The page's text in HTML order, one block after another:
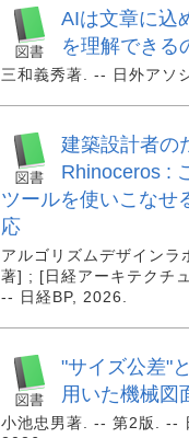
AIは文章に込
を理解できる
三和義秀著. -- 日外アソ
建築設計者の
Rhinoceros :
ツールを使いこなせ
応
アルゴリズムデザイン
著] ; [日経アーキテクチ
-- 日経BP, 2026.
"サイズ公差"
用いた機械図
小池忠男著. -- 第2版. --